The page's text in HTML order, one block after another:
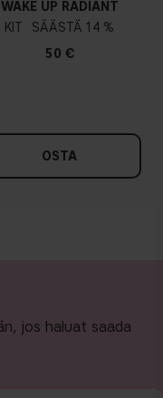
WAKE UP RADIANT
KIT
14 %
50 €
OSTA
jos haluat saada